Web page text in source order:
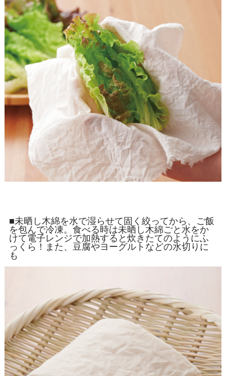
■未晒し木綿を水で湿らせて固く絞ってから、ご飯
を包んで冷凍。食べる時は未晒し木綿ごと水をか
けて電子レンジで加熱すると炊きたてのようにふ
っくら！また、豆腐やヨーグルトなどの水切りに
も